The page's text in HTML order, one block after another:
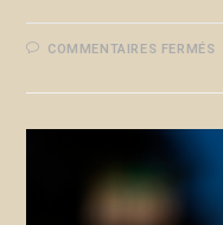
COMMENTAIRES FERMÉS